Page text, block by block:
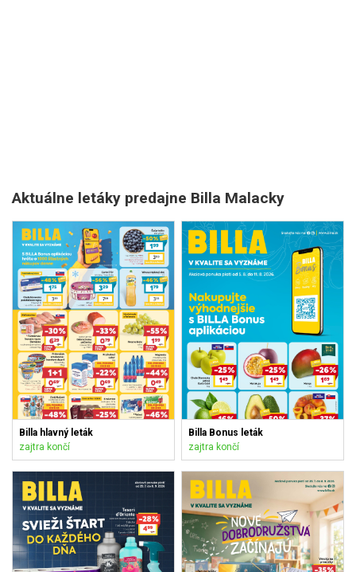
Aktuálne letáky predajne Billa Malacky
Billa hlavný leták
zajtra končí
Billa Bonus leták
zajtra končí